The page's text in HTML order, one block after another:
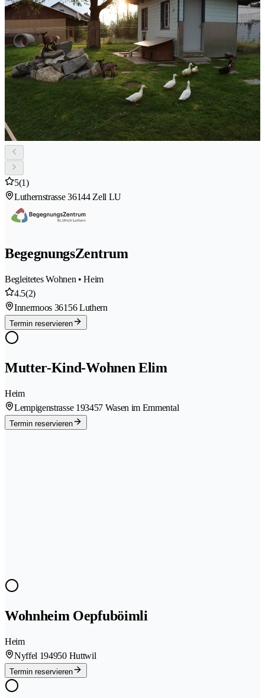
5(1)
Luthernstrasse 36144 Zell LU
BegegnungsZentrum
Begleitetes Wohnen • Heim
4.5(2)
Innermoos 36156 Luthern
Termin reservieren
Mutter-Kind-Wohnen Elim
Heim
Lempigenstrasse 193457 Wasen im Emmental
Termin reservieren
Wohnheim Oepfuböimli
Heim
Nyffel 194950 Huttwil
Termin reservieren